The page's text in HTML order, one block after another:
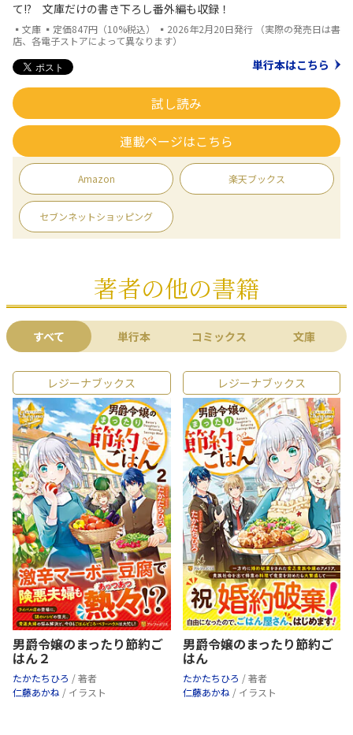
て!? 文庫だけの書き下ろし番外編も収録！
▪文庫 ▪定価847円（10%税込） ▪2026年2月20日発行 （実際の発売日は書
店、各電子ストアによって異なります）
単行本はこちら
試し読み
連載ページはこちら
Amazon 楽天ブックス
セブンネットショッピング
著者の他の書籍
すべて 単行本 コミックス 文庫
レジーナブックス
男爵令嬢のまったり節約ご
はん２
たかたちひろ / 著者
仁藤あかね / イラスト
レジーナブックス
男爵令嬢のまったり節約ご
はん
たかたちひろ / 著者
仁藤あかね / イラスト